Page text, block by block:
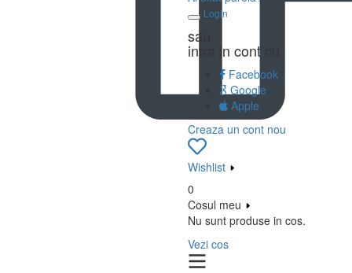
Login
sau
intra in cont cu
Facebook
Google
Apple
Creaza un cont nou
Wishlist
0
Cosul meu
Nu sunt produse in cos.
Vezi cos